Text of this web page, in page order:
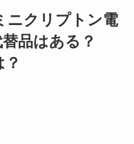
ニクリプトン電
品はある？